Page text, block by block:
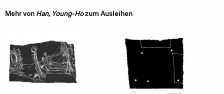
Mehr vonHan, Young-Hozum Ausleihen